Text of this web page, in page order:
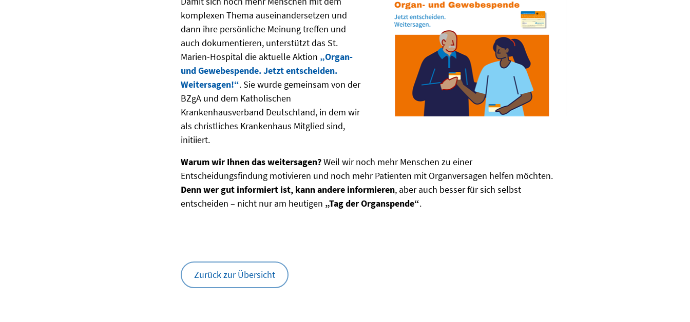
komplexen Thema auseinandersetzen und
dann ihre persönliche Meinung treffen und
auch dokumentieren, unterstützt das St.
Marien-Hospital die aktuelle Aktion „Organ-
und Gewebespende. Jetzt entscheiden.
Weitersagen!“. Sie wurde gemeinsam von der
BZgA und dem Katholischen
Krankenhausverband Deutschland, in dem wir
als christliches Krankenhaus Mitglied sind,
initiiert.
Warum wir Ihnen das weitersagen?Weil wir noch mehr Menschen zu einer
Entscheidungsfindung motivieren und noch mehr Patienten mit Organversagen helfen möchten.
Denn wer gut informiert ist, kann andere informieren, aber auch besser für sich selbst
entscheiden – nicht nur am heutigen „Tag der Organspende“.
Zurück zur Übersicht